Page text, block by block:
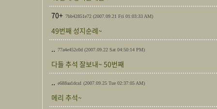
70+ 7bb42851e72 (2007.09.21 Fri 01:03:33 AM)
49번째 성지순례~
.. 77a4e452c0d (2007.09.22 Sat 04:50:14 PM)
다들 추석 잘보내~ 50번째
.. e688aa1dca1 (2007.09.25 Tue 02:37:05 AM)
메리 추석~